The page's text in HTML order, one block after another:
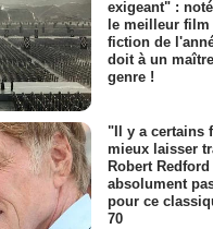
exigeant" :
le meilleur film
fiction de
doit à un
genre !
"Il y a certains
mieux laisser
Robert
absolument
pour ce
70